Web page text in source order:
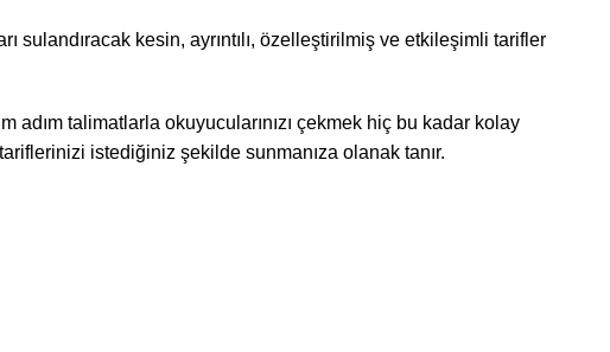
sulandıracak kesin, ayrıntılı, özelleştirilmiş ve etkileşimli tarifler
adım talimatlarla okuyucularınızı çekmek hiç bu kadar kolay
istediğiniz şekilde sunmanıza olanak tanır.